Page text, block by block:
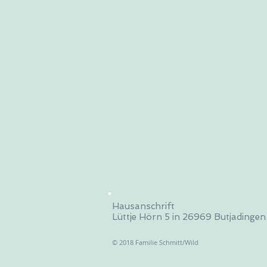
Hausanschrift
Lüttje Hörn 5 in 26969 Butjadingen
© 2018 Familie Schmitt/Wild